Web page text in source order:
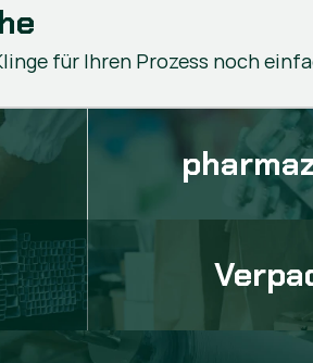
für Ihren Prozess noch